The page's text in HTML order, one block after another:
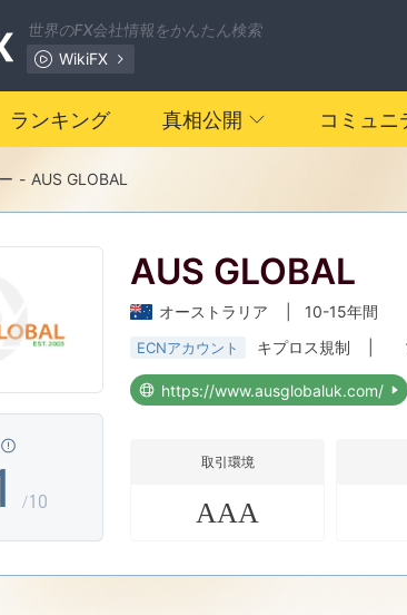
世界のFX会社情報をかんたん検索
WikiFX
ランキング 真相公開 コミュニ
- AUS GLOBAL
/10
AUS GLOBAL
オーストラリア 10-15年間
ECNアカウント キプロス規制
https://www.ausglobaluk.com/
取引環境
AAA